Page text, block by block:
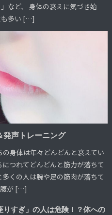
など、 身体の衰えに気づき始
も多い […]
発声トレーニング
身体は年々どんどんと衰えてい
つれてどんどんと筋力が落ちて
くの人は腕や足の筋肉が落ちて
腹が […]
りすぎ」の人は危険！？体への